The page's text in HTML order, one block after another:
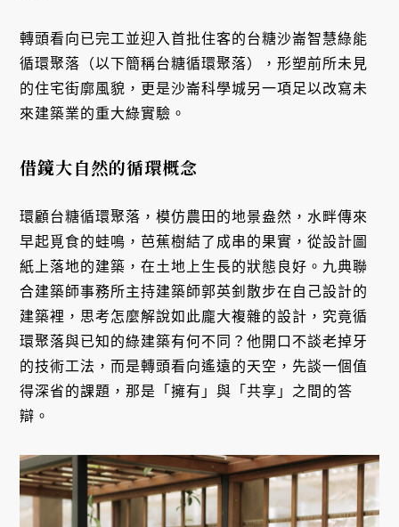
轉頭看向已完工並迎入首批住客的台糖沙崙智慧綠能
循環聚落（以下簡稱台糖循環聚落），形塑前所未見
的住宅街廓風貌，更是沙崙科學城另一項足以改寫未
來建築業的重大綠實驗。
借鏡大自然的循環概念
環顧台糖循環聚落，模仿農田的地景盎然，水畔傳來
早起覓食的蛙鳴，芭蕉樹結了成串的果實，從設計圖
紙上落地的建築，在土地上生長的狀態良好。九典聯
合建築師事務所主持建築師郭英釗散步在自己設計的
建築裡，思考怎麼解說如此龐大複雜的設計，究竟循
環聚落與已知的綠建築有何不同？他開口不談老掉牙
的技術工法，而是轉頭看向遙遠的天空，先談一個值
得深省的課題，那是「擁有」與「共享」之間的答
辯。